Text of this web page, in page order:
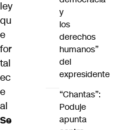
ley
qu
e
for
tal
ec
e
al
Se
y
los
derechos
humanos”
del
expresidente
“Chantas”:
Poduje
apunta